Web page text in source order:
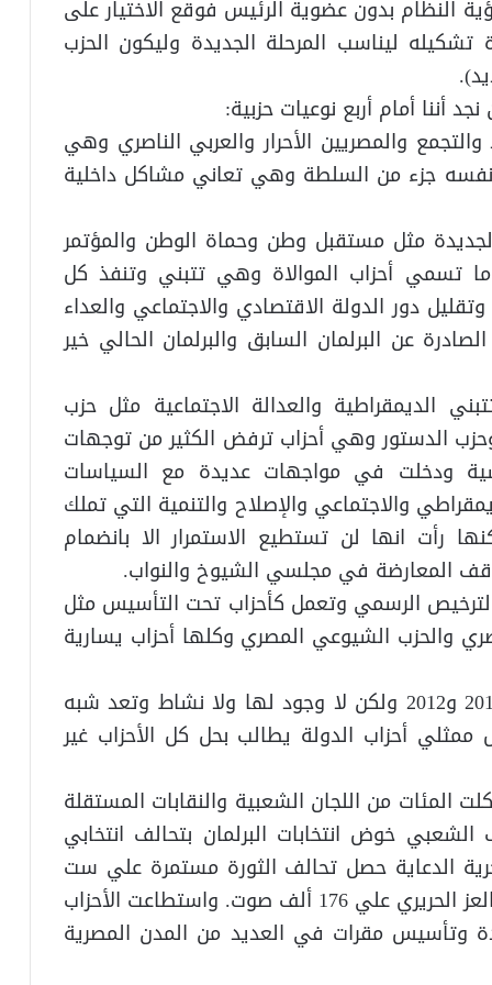
بدون عضوية الرئيس فوقع الاختيار على
ليناسب المرحلة الجديدة وليكون الحزب
أننا أمام أربع نوعيات حزبية:
والمصريين الأحرار والعربي الناصري وهي
نفسه جزء من السلطة وهي تعاني مشاكل داخلية
مثل مستقبل وطن وحماة الوطن والمؤتمر
ما تسمي أحزاب الموالاة وهي تتبني وتنفذ كل
دور الدولة الاقتصادي والاجتماعي والعداء
عن البرلمان السابق والبرلمان الحالي خير
الديمقراطية والعدالة الاجتماعية مثل حزب
الدستور وهي أحزاب ترفض الكثير من توجهات
ودخلت في مواجهات عديدة مع السياسات
والاجتماعي والإصلاح والتنمية التي تملك
رأت انها لن تستطيع الاستمرار الا بانضمام
المعارضة في مجلسي الشيوخ والنواب.
الرسمي وتعمل كأحزاب تحت التأسيس مثل
والحزب الشيوعي المصري وكلها أحزاب يسارية
خامساً – أحزاب حصلت على الترخيص في 2011 و2012 ولكن لا وجود لها ولا نشاط وتعد شبه
أحزاب الدولة يطالب بحل كل الأحزاب غير
المئات من اللجان الشعبية والنقابات المستقلة
خوض انتخابات البرلمان بتحالف انتخابي
الدعاية حصل تحالف الثورة مستمرة علي ست
مقاعد في البرلمان وحصل نائب الشعب أبو العز الحريري علي 176 ألف صوت. واستطاعت الأحزاب
وتأسيس مقرات في العديد من المدن المصرية